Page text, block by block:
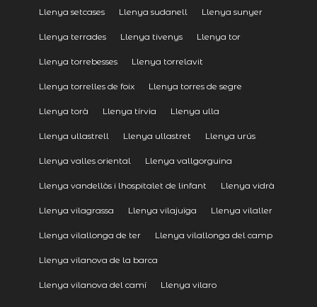
Llenya setcases Llenya sudanell Llenya sunyer
Llenya terrades Llenya tivenys Llenya tor
Llenya torrebesses Llenya torrelavit
Llenya torrelles de foix Llenya torres de segre
Llenya torà Llenya tírvia Llenya ulla
Llenya ullastrell Llenya ullastret Llenya urús
Llenya valles oriental Llenya vallgorguina
Llenya vandellòs i lhospitalet de linfant Llenya vidrà
Llenya vilagrassa Llenya vilajuïga Llenya vilaller
Llenya vilallonga de ter Llenya vilallonga del camp
Llenya vilanova de la barca
Llenya vilanova del camí Llenya vilaro